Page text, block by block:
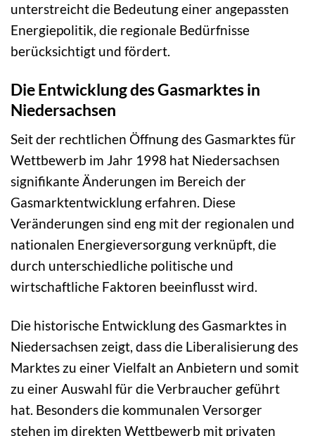
unterstreicht die Bedeutung einer angepassten
Energiepolitik, die regionale Bedürfnisse
berücksichtigt und fördert.
Die Entwicklung des Gasmarktes in
Niedersachsen
Seit der rechtlichen Öffnung des Gasmarktes für
Wettbewerb im Jahr 1998 hat Niedersachsen
signifikante Änderungen im Bereich der
Gasmarktentwicklung erfahren. Diese
Veränderungen sind eng mit der regionalen und
nationalen Energieversorgung verknüpft, die
durch unterschiedliche politische und
wirtschaftliche Faktoren beeinflusst wird.
Die historische Entwicklung des Gasmarktes in
Niedersachsen zeigt, dass die Liberalisierung des
Marktes zu einer Vielfalt an Anbietern und somit
zu einer Auswahl für die Verbraucher geführt
hat. Besonders die kommunalen Versorger
stehen im direkten Wettbewerb mit privaten